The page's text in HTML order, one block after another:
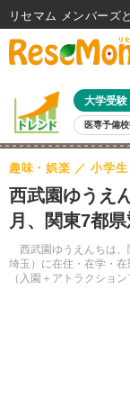
大学受
医専予備
親子で考える大学選び
共通テスト 夏休み
8月開催イベント・WS
自由研究教材（小学生向け
西武園ゆうえ
月、関東7都
西武園ゆうえんちは、
埼玉）に在住・在学・
（入園＋アトラクショ
趣味・娯楽 小学生
リセマム メンバーズ